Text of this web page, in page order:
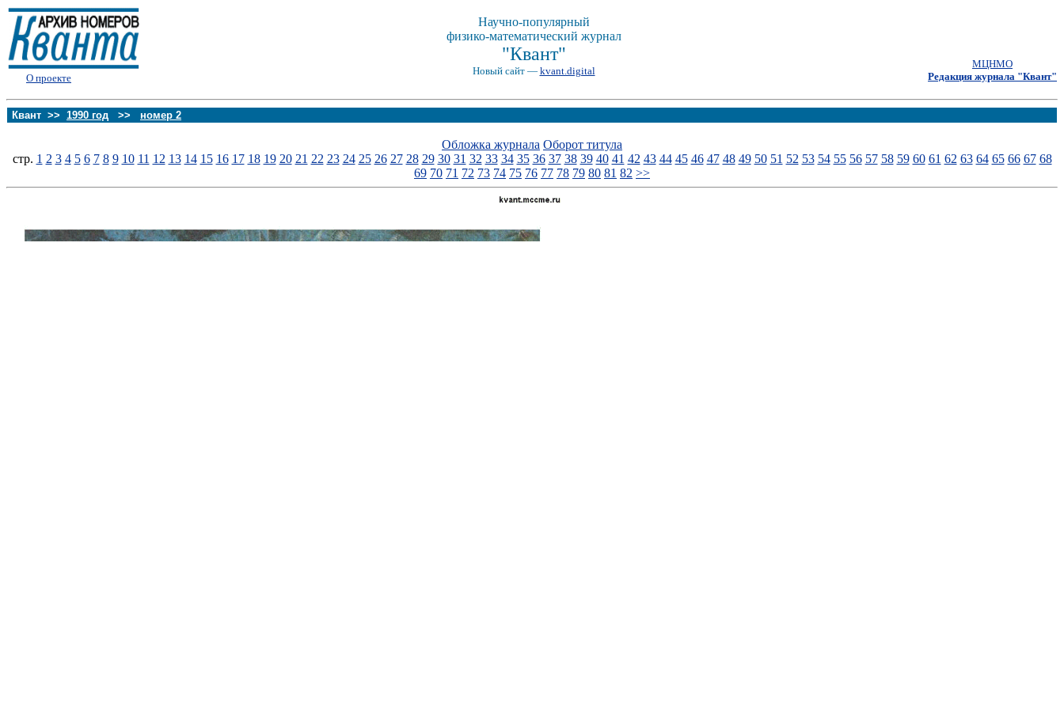
О проекте
Научно-популярный
физико-математический журнал
"Квант"
Новый сайт — kvant.digital
МЦНМО
Редакция журнала "Квант"
Квант >> 1990 год >> номер 2
Обложка журнала Оборот титула
стp. 1 2 3 4 5 6 7 8 9 10 11 12 13 14 15 16 17 18 19 20 21 22 23 24 25 26 27 28 29 30 31 32 33 34 35 36 37 38 39 40 41 42 43 44 45 46 47 48 49 50 51 52 53 54 55 56 57 58 59 60 61 62 63 64 65 66 67 68
69 70 71 72 73 74 75 76 77 78 79 80 81 82 >>